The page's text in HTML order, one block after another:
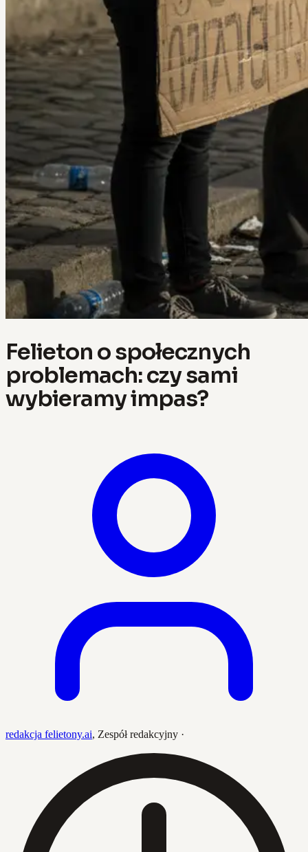
Felieton o społecznych
problemach: czy sami
wybieramy impas?
redakcja felietony.ai, Zespół redakcyjny ·